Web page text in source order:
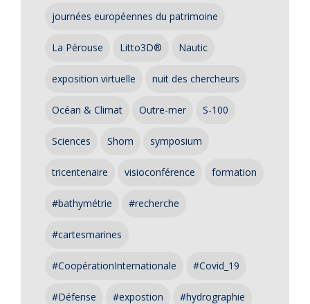
journées européennes du patrimoine
La Pérouse Litto3D® Nautic
exposition virtuelle nuit des chercheurs
Océan & Climat Outre-mer S-100
Sciences Shom symposium
tricentenaire visioconférence formation
#bathymétrie #recherche
#cartesmarines
#CoopérationInternationale #Covid_19
#Défense #expostion #hydrographie